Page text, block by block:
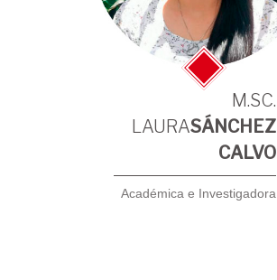
M.SC.
LAURASÁNCHEZ
CALVO
Académica e Investigadora